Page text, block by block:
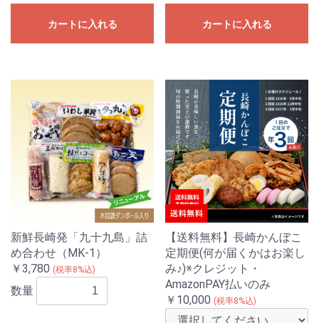
カートに入れる カートに入れる
新鮮長崎発「九十九島」詰
め合わせ（MK-1）
￥3,780 (税率8%込)
数量
【送料無料】長崎かんぼこ
定期便(何が届くかはお楽し
み♪)※クレジット・
AmazonPAY払いのみ
￥10,000 (税率8%込)